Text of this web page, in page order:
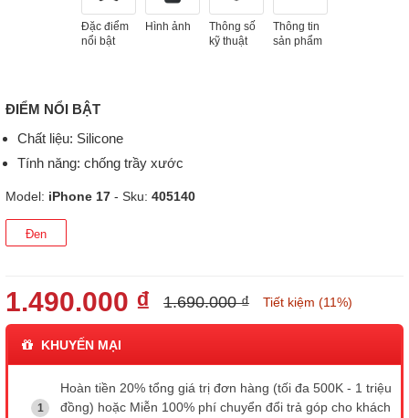
Đặc điểm
nổi bật
Hình ảnh
Thông số
kỹ thuật
Thông tin
sản phẩm
ĐIỂM NỔI BẬT
Chất liệu: Silicone
Tính năng: chống trầy xước
Model: iPhone 17 - Sku: 405140
Đen
1.490.000 ₫ 1.690.000 ₫ Tiết kiệm (11%)
KHUYẾN MẠI
Hoàn tiền 20% tổng giá trị đơn hàng (tối đa 500K - 1 triệu
đồng) hoặc Miễn 100% phí chuyển đổi trả góp cho khách